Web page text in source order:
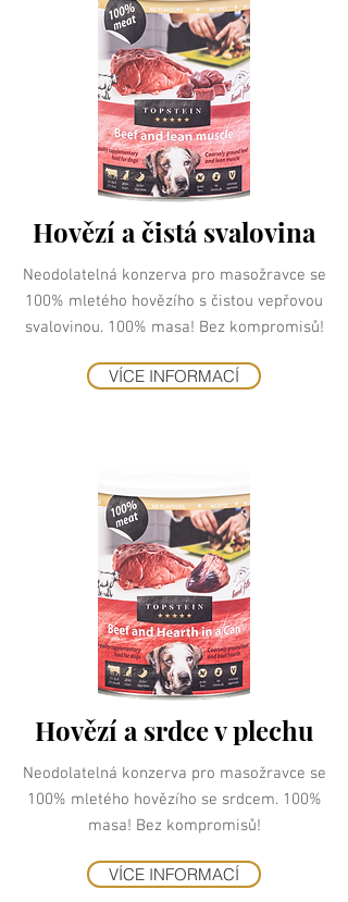
Hovězí a čistá svalovina
Neodolatelná konzerva pro masožravce se
100% mletého hovězího s čistou vepřovou
svalovinou. 100% masa! Bez kompromisů!
VÍCE INFORMACÍ
Hovězí a srdce v plechu
Neodolatelná konzerva pro masožravce se
100% mletého hovězího se srdcem. 100%
masa! Bez kompromisů!
VÍCE INFORMACÍ